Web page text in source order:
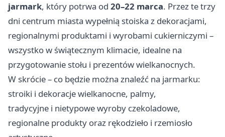
jarmark, który potrwa od 20–22 marca. Przez te trzy
dni centrum miasta wypełnią stoiska z dekoracjami,
regionalnymi produktami i wyrobami cukierniczymi –
wszystko w świątecznym klimacie, idealne na
przygotowanie stołu i prezentów wielkanocnych.
W skrócie – co będzie można znaleźć na jarmarku:
stroiki i dekoracje wielkanocne, palmy,
tradycyjne i nietypowe wyroby czekoladowe,
regionalne produkty oraz rękodzieło i rzemiosło